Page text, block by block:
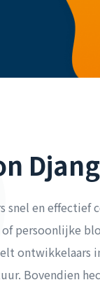
snel en effectief
persoonlijke
ontwikkelaars
Bovendien